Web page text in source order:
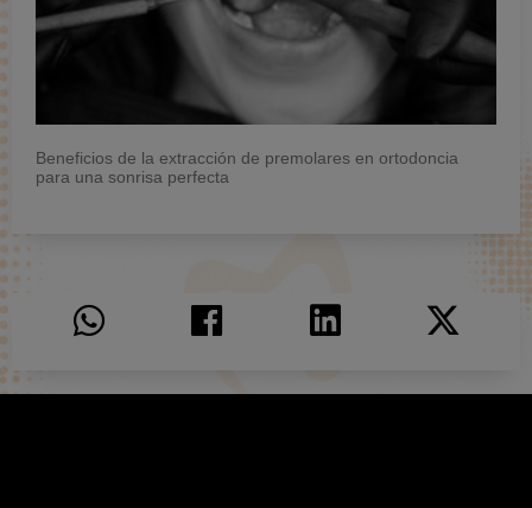
Beneficios de la extracción de premolares en ortodoncia
para una sonrisa perfecta